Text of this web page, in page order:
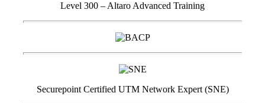
Level 300 – Altaro Advanced Training
Securepoint Certified UTM Network Expert (SNE)